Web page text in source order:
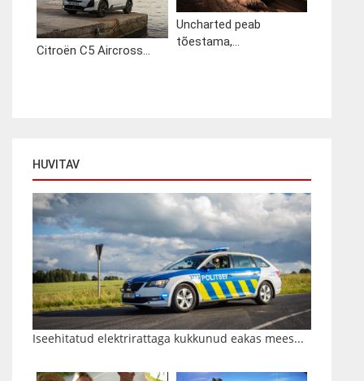
Citroën C5 Aircross...
Uncharted peab
tõestama,...
HUVITAV
Iseehitatud elektrirattaga kukkunud eakas mees...